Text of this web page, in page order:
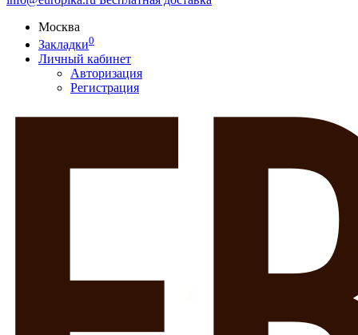
Москва
Закладки0
Личный кабинет
Авторизация
Регистрация